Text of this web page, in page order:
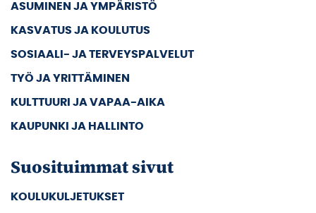
ASUMINEN JA YMPÄRISTÖ
KASVATUS JA KOULUTUS
SOSIAALI- JA TERVEYSPALVELUT
TYÖ JA YRITTÄMINEN
KULTTUURI JA VAPAA-AIKA
KAUPUNKI JA HALLINTO
Suosituimmat sivut
KOULUKULJETUKSET